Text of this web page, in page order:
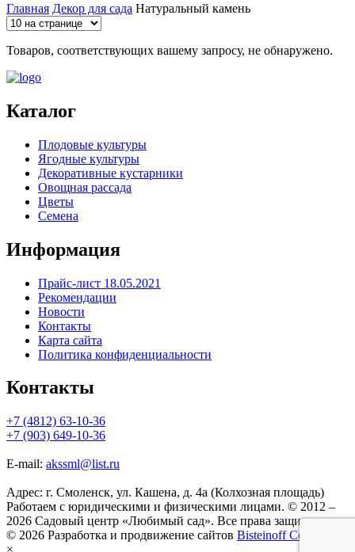
Главная Декор для сада Натуральный камень
Товаров, соответствующих вашему запросу, не обнаружено.
Каталог
Плодовые культуры
Ягодные культуры
Декоративные кустарники
Овощная рассада
Цветы
Семена
Информация
Прайс-лист 18.05.2021
Рекомендации
Новости
Контакты
Карта сайта
Политика конфиденциальности
Контакты
+7 (4812) 63-10-36
+7 (903) 649-10-36
E-mail: akssml@list.ru
Адрес: г. Смоленск, ул. Кашена, д. 4а (Колхозная площадь)
Работаем с юридическими и физическими лицами. © 2012 –
2026 Садовый центр «Любимый сад». Все права защищены.
© 2026 Разработка и продвижение сайтов Bisteinoff Co.